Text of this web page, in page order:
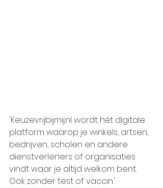
'Keuzevrijbijmij.nl wordt hét digitale
platform waarop je winkels, artsen,
bedrijven, scholen en andere
dienstverleners of organisaties
vindt waar je altijd welkom bent.
Ook zonder test of vaccin.'